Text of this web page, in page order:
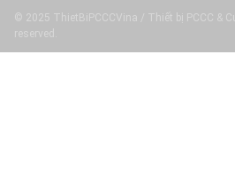
© 2025 ThietBiPCCCVina / Thiết bị PCCC &
reserved.